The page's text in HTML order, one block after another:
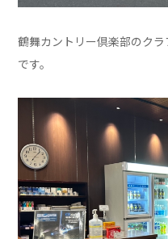
鶴舞カントリー倶楽部のク
です。